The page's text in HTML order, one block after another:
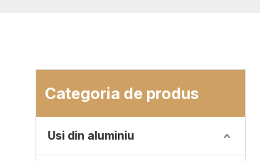
Categoria de produs
Usi din aluminiu